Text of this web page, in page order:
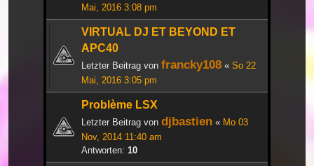
Mai, 2016 3:08 pm
VIRTUAL DJ ET BEYOND ET
APC40
Letzter Beitrag von francky108 « So 22
Mai, 2016 3:05 pm
Problème LSX
Letzter Beitrag von djbastien « Mo 03
Nov, 2014 11:40 am
Antworten: 10